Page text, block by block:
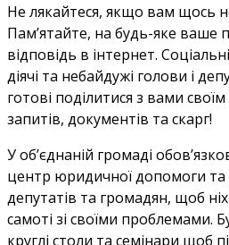
Не лякайтеся, якщо вам щось
Пам’ятайте, на будь-яке ваше
відповідь в інтернет.
діячі та небайдужі голови і
готові поділитися з вами
запитів, документів та скарг!
У об’єднаній громаді
центр юридичної допомоги та
депутатів та громадян, щоб
самоті зі своїми проблемами.
круглі столи та семінари